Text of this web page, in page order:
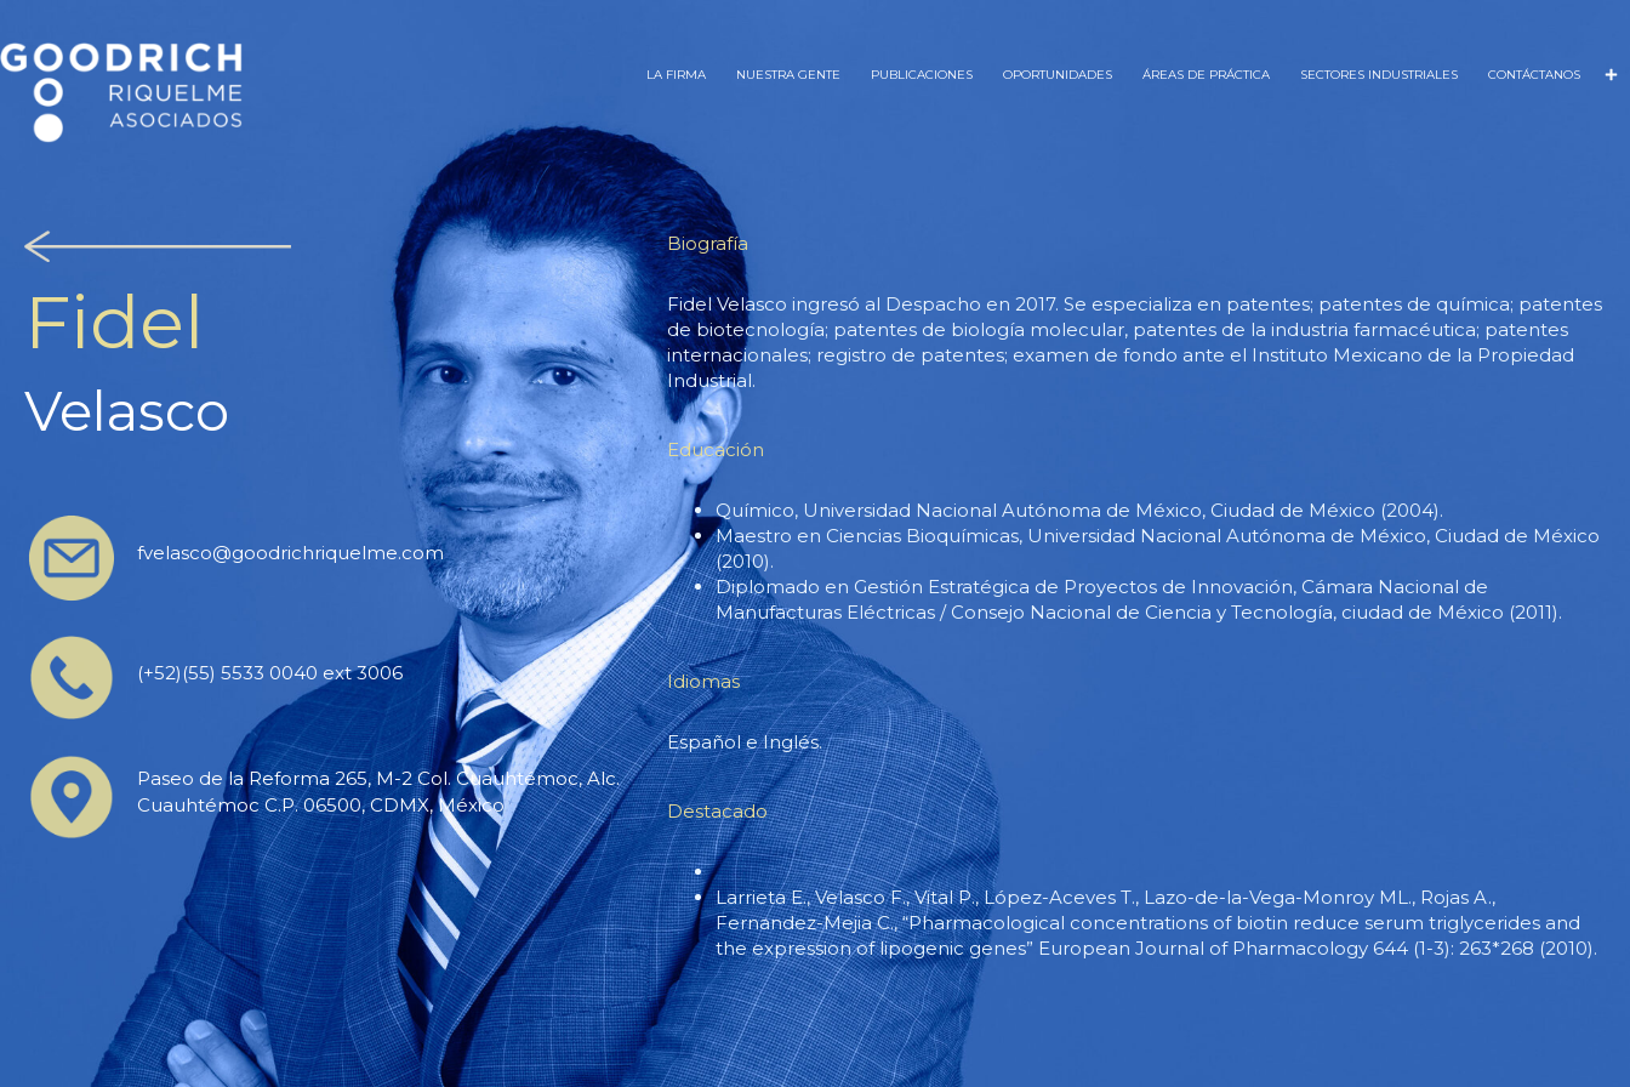
LA FIRMA NUESTRA GENTE PUBLICACIONES OPORTUNIDADES ÁREAS DE PRÁCTICA SECTORES INDUSTRIALES CONTÁCTANOS
Fidel
Velasco
fvelasco@goodrichriquelme.com
(+52)(55) 5533 0040 ext 3006
Paseo de la Reforma 265, M-2 Col. Cuauhtémoc, Alc.
Cuauhtémoc C.P. 06500, CDMX, México
Biografía
Fidel Velasco ingresó al Despacho en 2017. Se especializa en patentes; patentes de química; patentes
de biotecnología; patentes de biología molecular, patentes de la industria farmacéutica; patentes
internacionales; registro de patentes; examen de fondo ante el Instituto Mexicano de la Propiedad
Industrial.
Educación
Químico, Universidad Nacional Autónoma de México, Ciudad de México (2004).
Maestro en Ciencias Bioquímicas, Universidad Nacional Autónoma de México, Ciudad de México
(2010).
Diplomado en Gestión Estratégica de Proyectos de Innovación, Cámara Nacional de
Manufacturas Eléctricas / Consejo Nacional de Ciencia y Tecnología, ciudad de México (2011).
Idiomas
Español e Inglés.
Destacado
Larrieta E., Velasco F., Vital P., López-Aceves T., Lazo-de-la-Vega-Monroy ML., Rojas A.,
Fernandez-Mejia C., “Pharmacological concentrations of biotin reduce serum triglycerides and
the expression of lipogenic genes” European Journal of Pharmacology 644 (1-3): 263*268 (2010).